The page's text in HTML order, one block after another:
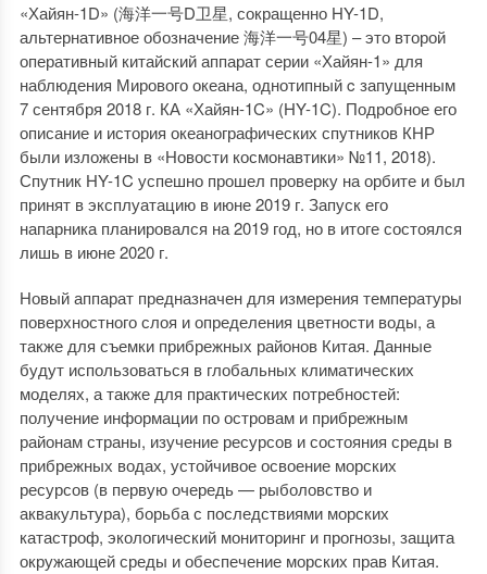
«Хайян-1D» (海洋一号D卫星, сокращенно HY-1D,
альтернативное обозначение 海洋一号04星) – это второй
оперативный китайский аппарат серии «Хайян-1» для
наблюдения Мирового океана, однотипный c запущенным
7 сентября 2018 г. КА «Хайян-1C» (HY-1C). Подробное его
описание и история океанографических спутников КНР
были изложены в «Новости космонавтики» №11, 2018).
Спутник HY-1C успешно прошел проверку на орбите и был
принят в эксплуатацию в июне 2019 г. Запуск его
напарника планировался на 2019 год, но в итоге состоялся
лишь в июне 2020 г.
Новый аппарат предназначен для измерения температуры
поверхностного слоя и определения цветности воды, а
также для съемки прибрежных районов Китая. Данные
будут использоваться в глобальных климатических
моделях, а также для практических потребностей:
получение информации по островам и прибрежным
районам страны, изучение ресурсов и состояния среды в
прибрежных водах, устойчивое освоение морских
ресурсов (в первую очередь — рыболовство и
аквакультура), борьба с последствиями морских
катастроф, экологический мониторинг и прогнозы, защита
окружающей среды и обеспечение морских прав Китая.